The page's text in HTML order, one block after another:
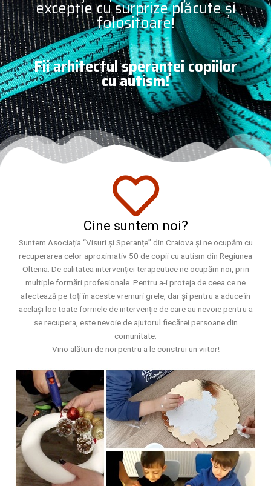
excepție cu surprize plăcute și
folositoare!
Fii arhitectul speranței copiilor
cu autism!
Cine suntem noi?
Suntem Asociația “Visuri și Speranțe” din Craiova și ne ocupăm cu
recuperarea celor aproximativ 50 de copii cu autism din Regiunea
Oltenia. De calitatea intervenției terapeutice ne ocupăm noi, prin
multiple formări profesionale. Pentru a-i proteja de ceea ce ne
afectează pe toți în aceste vremuri grele, dar și pentru a aduce în
același loc toate formele de intervenție de care au nevoie pentru a
se recupera, este nevoie de ajutorul fiecărei persoane din
comunitate.
Vino alături de noi pentru a le construi un viitor!